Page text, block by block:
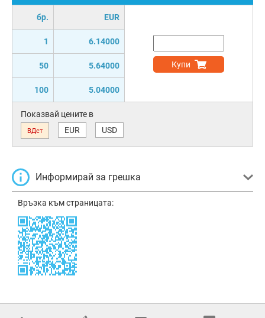
бр. EUR
1 6.14000
50 5.64000
100 5.04000
Купи
Показвай цените в
ВДст EUR USD
Информирай за грешка
Връзка към страницата: